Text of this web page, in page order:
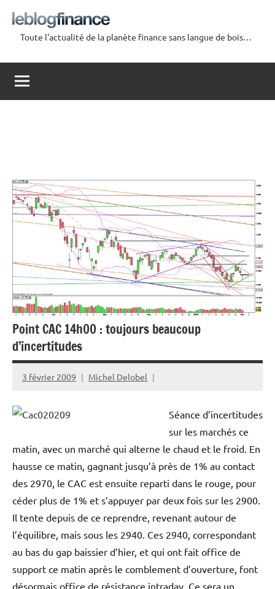
contenu
Blog
Finance
Toute l'actualité de la planète finance sans langue de bois…
Point CAC 14h00 : toujours beaucoup
d’incertitudes
3 février 2009 Michel Delobel
Séance d’incertitudes
sur les marchés ce
matin, avec un marché qui alterne le chaud et le froid. En
hausse ce matin, gagnant jusqu’à près de 1% au contact
des 2970, le CAC est ensuite reparti dans le rouge, pour
céder plus de 1% et s’appuyer par deux fois sur les 2900.
Il tente depuis de ce reprendre, revenant autour de
l’équilibre, mais sous les 2940. Ces 2940, correspondant
au bas du gap baissier d’hier, et qui ont fait office de
support ce matin après le comblement d’ouverture, font
désormais office de résistance intraday. Ce sera un